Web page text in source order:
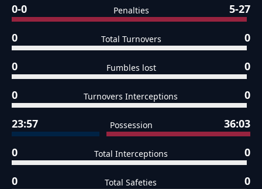
0-0 Penalties 5-27
0 Total Turnovers 0
0 Fumbles lost 0
0 Turnovers Interceptions 0
23:57 Possession 36:03
0 Total Interceptions 0
0 Total Safeties 0